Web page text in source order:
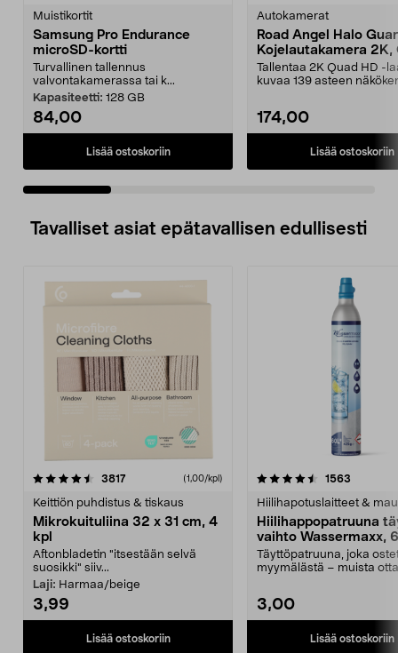
Muistikortit
Samsung Pro Endurance
microSD-kortti
Turvallinen tallennus
valvontakamerassa tai k...
Kapasiteetti: 128 GB
84,00
Lisää ostoskoriin
Autokamerat
Road Angel Halo
Kojelautakamera 2K,
Tallentaa 2K Quad HD -
kuvaa 139 asteen
174,00
Lisää ostoskoriin
Tavalliset asiat epätavallisen edullisesti
3817arvostelut (1,00/kpl)
Keittiön puhdistus & tiskaus
Mikrokuituliina 32 x 31 cm, 4
kpl
Aftonbladetin "itsestään selvä
suosikki" siiv...
Laji: Harmaa/beige
3,99
Lisää ostoskoriin
4.5viidestä
1563
Hiilihapotuslaitteet &
Hiilihappopatruuna
vaihto Wassermaxx,
Täyttöpatruuna, joka
myymälästä – muista
3,00
Lisää ostoskoriin
4.5viidestä